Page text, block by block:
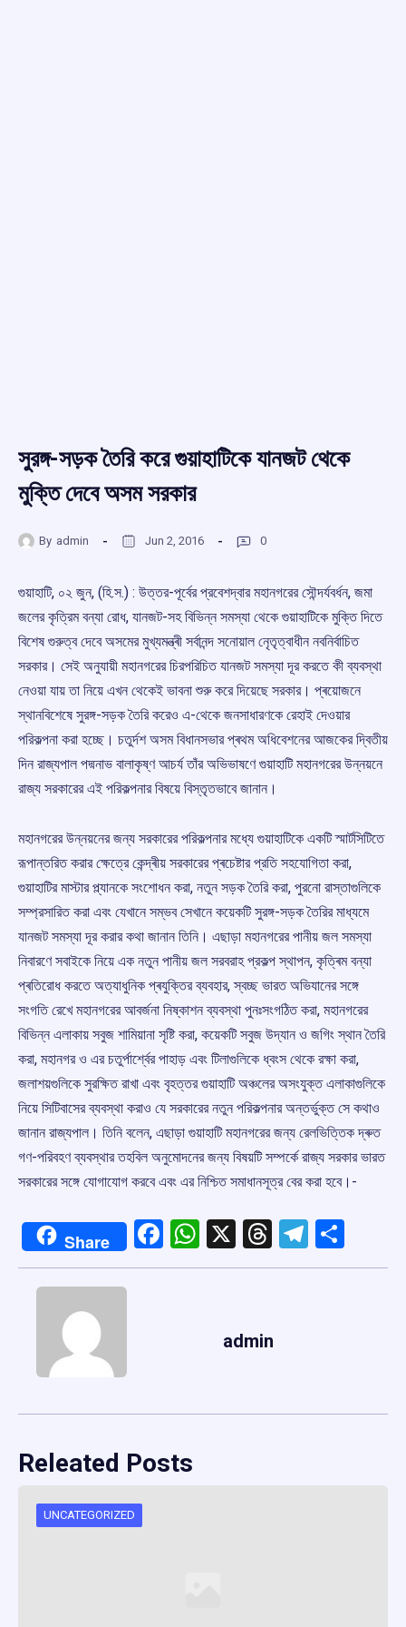
সুরঙ্গ-সড়ক তৈরি করে গুয়াহাটিকে যানজট থেকে
মুক্তি দেবে অসম সরকার
By admin Jun 2, 2016 0
গুয়াহাটি, ০২ জুন, (হি.স.) : উত্তর-পূর্বের প্রবেশদ্বার মহানগরের সৌন্দৰ্যবৰ্ধন, জমা
জলের কৃত্রিম বন্যা রোধ, যানজট-সহ বিভিন্ন সমস্যা থেকে গুয়াহাটিকে মুক্তি দিতে
বিশেষ গুরুত্ব দেবে অসমের মুখ্যমন্ত্ৰী সৰ্বানন্দ সনোয়াল নেৃতৃত্বাধীন নবনিৰ্বাচিত
সরকার। সেই অনুযায়ী মহানগরের চিরপরিচিত যানজট সমস্যা দূর করতে কী ব্যবস্থা
নেওয়া যায় তা নিয়ে এখন থেকেই ভাবনা শুরু করে দিয়েছে সরকার। প্ৰয়োজনে
স্থানবিশেষে সুরঙ্গ-সড়ক তৈরি করেও এ-থেকে জনসাধারণকে রেহাই দেওয়ার
পরিকল্পনা করা হচ্ছে। চতুৰ্দশ অসম বিধানসভার প্ৰথম অধিবেশনের আজকের দ্বিতীয়
দিন রাজ্যপাল পদ্মনাভ বালাকৃষ্ণ আচৰ্য তাঁর অভিভাষণে গুয়াহাটি মহানগরের উন্নয়নে
রাজ্য সরকারের এই পরিকল্পনার বিষয়ে বিস্তৃতভাবে জানান।
মহানগরের উন্নয়নের জন্য সরকারের পরিকল্পনার মধ্যে গুয়াহাটিকে একটি স্মাৰ্টসিটিতে
রূপান্তরিত করার ক্ষেত্রে কেন্দ্ৰীয় সরকারের প্ৰচেষ্টার প্রতি সহযোগিতা করা,
গুয়াহাটির মাস্টার প্ল্যানকে সংশোধন করা, নতুন সড়ক তৈরি করা, পুরনো রাস্তাগুলিকে
সম্প্রসারিত করা এবং যেখানে সম্ভব সেখানে কয়েকটি সুরঙ্গ-সড়ক তৈরির মাধ্যমে
যানজট সমস্যা দূর করার কথা জানান তিনি। এছাড়া মহানগরের পানীয় জল সমস্যা
নিবারণে সবাইকে নিয়ে এক নতুন পানীয় জল সরবরাহ প্রকল্প স্থাপন, কৃত্ৰিম বন্যা
প্ৰতিরোধ করতে অত্যাধুনিক প্ৰযুক্তির ব্যবহার, স্বচ্ছ ভারত অভিযানের সঙ্গে
সংগতি রেখে মহানগরের আবৰ্জনা নিষ্কাশন ব্যবস্থা পুনঃসংগঠিত করা, মহানগরের
বিভিন্ন এলাকায় সবুজ শামিয়ানা সৃষ্টি করা, কয়েকটি সবুজ উদ্যান ও জগিং স্থান তৈরি
করা, মহানগর ও এর চতুর্পার্শ্বের পাহাড় এবং টিলাগুলিকে ধ্বংস থেকে রক্ষা করা,
জলাশয়গুলিকে সুরক্ষিত রাখা এবং বৃহত্তর গুয়াহাটি অঞ্চলের অসংযুক্ত এলাকাগুলিকে
নিয়ে সিটিবাসের ব্যবস্থা করাও যে সরকারের নতুন পরিকল্পনার অন্তর্ভুক্ত সে কথাও
জানান রাজ্যপাল। তিনি বলেন, এছাড়া গুয়াহাটি মহানগরের জন্য রেলভিত্তিক দ্ৰুত
গণ-পরিবহণ ব্যবস্থার তহবিল অনুমোদনের জন্য বিষয়টি সম্পর্কে রাজ্য সরকার ভারত
সরকারের সঙ্গে যোগাযোগ করবে এবং এর নিশ্চিত সমাধানসূত্র বের করা হবে।-
Share Facebook
WhatsApp
X Threads
admin
Releated Posts
UNCATEGORIZED